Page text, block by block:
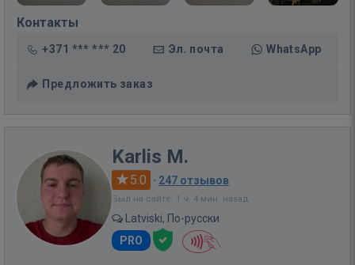
Контакты
+371 *** *** 20 Эл. почта WhatsApp
Предложить заказ
Karlis M.
5.0 · 247 отзывов
Был на сайте: 1 ч. 4 мин. назад
Latviski, По-русски
PRO